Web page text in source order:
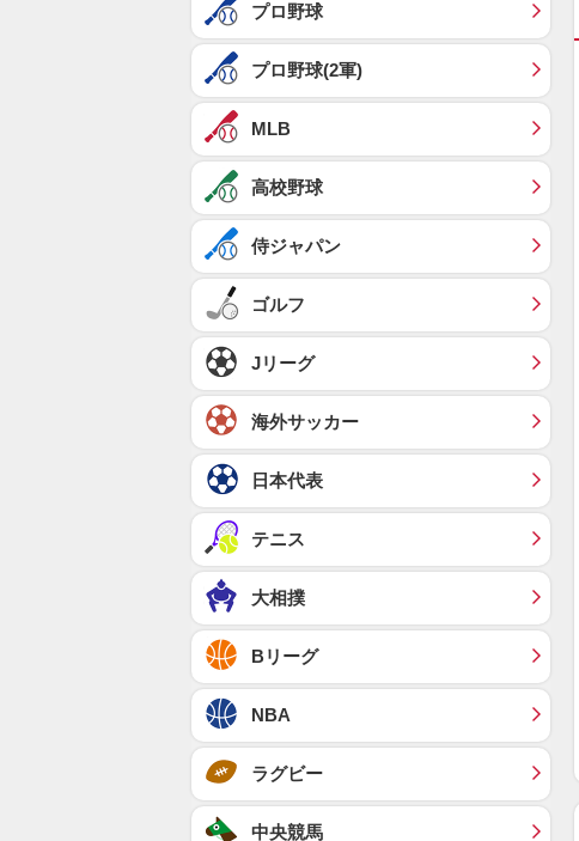
プロ野球
プロ野球(2軍)
MLB
高校野球
侍ジャパン
ゴルフ
Jリーグ
海外サッカー
日本代表
テニス
大相撲
Bリーグ
NBA
ラグビー
中央競馬